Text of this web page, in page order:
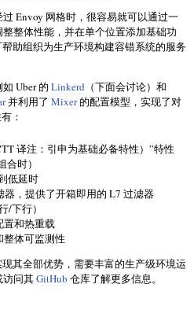
Envoy 网格时，很容易就可以通过一
整体性能，并在单个位置添加基础功
助组织为生产环境构建容错系统的服务
Uber 的 Linkerd （下面会讨论）和
并利用了 Mixer的配置模型，实现了对
：
译注：引申为基础必备特性）”特性
合时）
低延时
，提供了开箱即用的 L7 过滤器
/下行）
置和热重载
体可监测性
其全部优势，需要丰富的生产级环境运
访问其GitHub 仓库了解更多信息。